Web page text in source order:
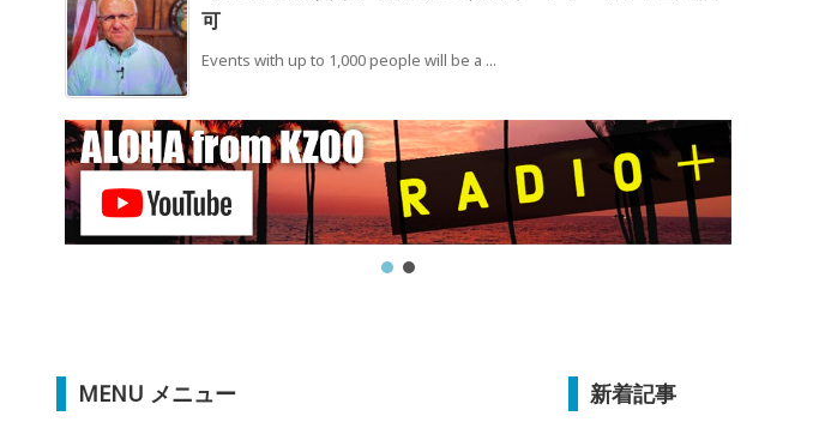
可
Events with up to 1,000 people will be a ...
MENU メニュー 新着記事